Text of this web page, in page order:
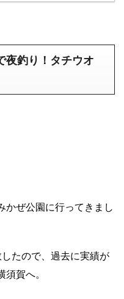
夜釣り！タチウオ
かぜ公園に行ってきまし
たので、過去に実績が
賀へ。